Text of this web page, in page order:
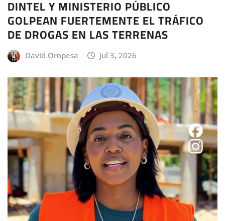
DINTEL Y MINISTERIO PÚBLICO
GOLPEAN FUERTEMENTE EL TRÁFICO
DE DROGAS EN LAS TERRENAS
David Oropesa Jul 3, 2026